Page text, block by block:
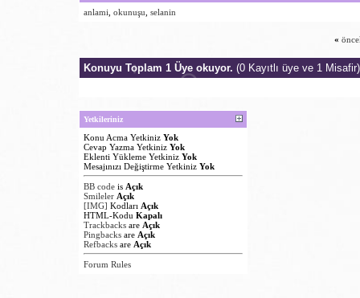
anlami okunuşu selanin
«
Konuyu Toplam 1 Üye okuyor. (0 Kayıtlı üye ve 1 Misafir)
Yetkileriniz
Konu Acma Yetkiniz Yok
Cevap Yazma Yetkiniz Yok
Eklenti Yükleme Yetkiniz Yok
Mesajınızı Değiştirme Yetkiniz Yok
BB code is Açık
Smileler Açık
[IMG] Kodları Açık
HTML-Kodu Kapalı
Trackbacks are Açık
Pingbacks are Açık
Refbacks are Açık
Forum Rules